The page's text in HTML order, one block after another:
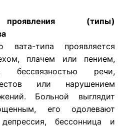
(типы)
вата-типа проявляется
плачем или пением,
бессвязностью речи,
или нарушением
Больной выглядит
его одолевают
бессонница и